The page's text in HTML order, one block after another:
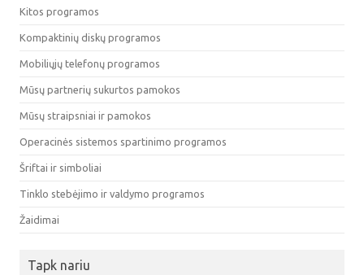
Kitos programos
Kompaktinių diskų programos
Mobiliųjų telefonų programos
Mūsų partnerių sukurtos pamokos
Mūsų straipsniai ir pamokos
Operacinės sistemos spartinimo programos
Šriftai ir simboliai
Tinklo stebėjimo ir valdymo programos
Žaidimai
Tapk nariu